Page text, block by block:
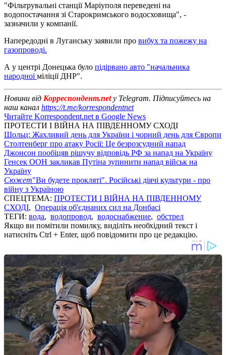
"Фільтрувальні станції Маріуполя переведені на
водопостачання зі Старокримського водосховища", -
зазначили у компанії.
Напередодні в Луганську заявили про вибух та пожежу на
газопроводі.
А у центрі Донецька було підірвано авто "начальника
народноїміліції ДНР".
Новини від Корреспондент.netу Telegram. Підписуйтесь на
наш канал https://t.me/korrespondentnet
Читайте Korrespondent.net в Google News
ПРОТЕСТИ І ВІЙНА НА ПІВДЕННОМУ СХОДІ
Шольц: Жахливий день для України і чорний день для Європи
Столтенберг про атаку Росії: Це безрозсудний напад
Джонсон пообіцяв рішучу відповідь РФ за напад на Україну
Генсек ООН закликав Путіна зупинити напад військ на
Україну
Сюжет"Ви будете прокляті". Російські діячі культури - про
війну з Україною
СПЕЦТЕМА: ПРОТЕСТИ І ВІЙНА НА ПІВДЕННОМУ
СХОДІ, Операція об'єднаних сил на Донбасі
ТЕГИ: вода, водопровод, водоснабжение, обстрел
Якщо ви помітили помилку, виділіть необхідний текст і
натисніть Ctrl + Enter, щоб повідомити про це редакцію.